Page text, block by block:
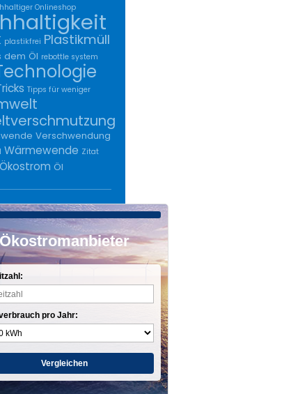
Onlineshop
plastikfrei Plastikmüll
dem Öl rebottle system
Tipps für weniger
Verschwendung
Wärmewende Zitat
Ökostrom Öl
Ökostromanbieter
pro Jahr:
Vergleichen